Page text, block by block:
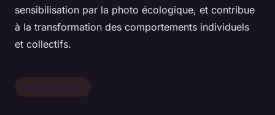
sensibilisation par la photo écologique, et contribue
à la transformation des comportements individuels
et collectifs.
Environnement